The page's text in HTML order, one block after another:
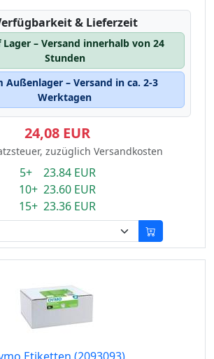
& Lieferzeit
Lager – Versand innerhalb von 24
Stunden
Außenlager – Versand in ca. 2-3
Werktagen
24,08 EUR
zuzüglich Versandkosten
5+ 23.84 EUR
10+ 23.60 EUR
15+ 23.36 EUR